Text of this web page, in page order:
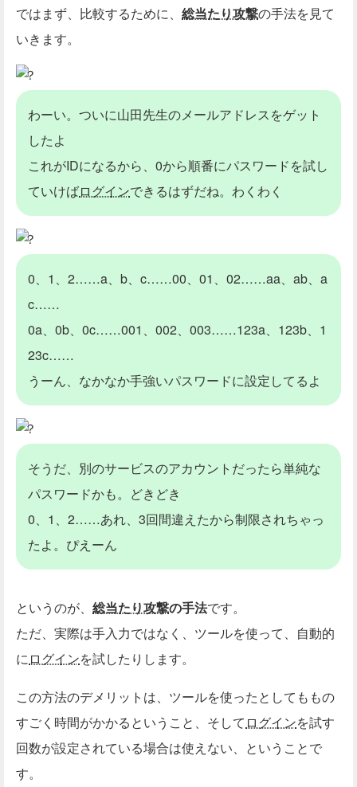
ではまず、比較するために、 総当たり攻撃の手法を見て
いきます。
？
わーい。ついに山田先生のメールアドレスをゲット
したよ
これがIDになるから、0から順番にパスワードを試し
ていけばログインできるはずだね。わくわく
？
0、1、2……a、b、c……00、01、02……aa、ab、a
c……
0a、0b、0c……001、002、003……123a、123b、1
23c……
うーん、なかなか手強いパスワードに設定してるよ
？
そうだ、別のサービスのアカウントだったら単純な
パスワードかも。どきどき
0、1、2……あれ、3回間違えたから制限されちゃっ
たよ。ぴえーん
というのが、 総当たり攻撃の手法です。
ただ、実際は手入力ではなく、ツールを使って、自動的
にログインを試したりします。
この方法のデメリットは、ツールを使ったとしてももの
すごく時間がかかるということ、そして ログインを試す
回数が設定されている場合は使えない、ということで
す。